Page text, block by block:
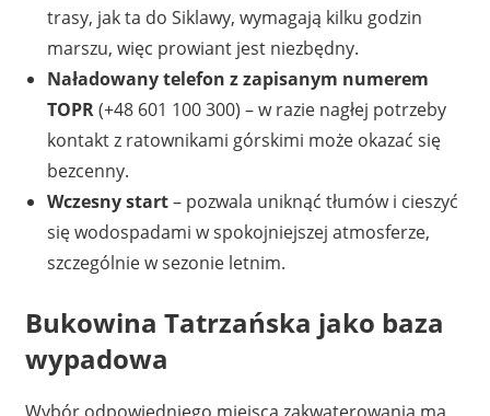
trasy, jak ta do Siklawy, wymagają kilku godzin
marszu, więc prowiant jest niezbędny.
Naładowany telefon z zapisanym numerem
TOPR(+48 601 100 300) – w razie nagłej potrzeby
kontakt z ratownikami górskimi może okazać się
bezcenny.
Wczesny start– pozwala uniknąć tłumów i cieszyć
się wodospadami w spokojniejszej atmosferze,
szczególnie w sezonie letnim.
Bukowina Tatrzańska jako baza
wypadowa